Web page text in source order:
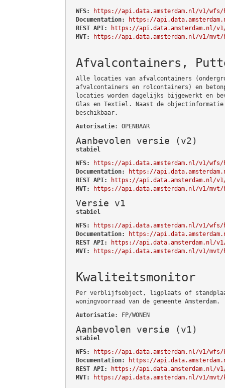
WFS:
https://api.data.amsterdam.nl/v1/wfs/
Documentation:
https://
REST API:
https://api.data.amsterdam.nl/
MVT:
https://api.data.amsterdam.nl/v1/mvt/
Afvalcontainers,
Alle locaties van afvalcontainers
afvalcontainers en rolcontainers) en
locaties worden dagelijks bijgewerkt en
Glas en Textiel. Naast de objectinformatie
beschikbaar.
Autorisatie: OPENBAAR
Aanbevolen versie (v2)
stabiel
WFS:
https://api.data.amsterdam.nl/v1/
Documentation:
https://
REST API:
https://api.data.amsterdam.nl/
MVT:
https://api.data.amsterdam.nl/v1/
Versie v1
stabiel
WFS:
https://api.data.amsterdam.nl/v1/
Documentation:
https://
REST API:
https://api.data.amsterdam.nl/
MVT:
https://api.data.amsterdam.nl/v1/
Kwaliteitsmonitor
Per verblijfsobject, ligplaats of
woningvoorraad van de gemeente Amsterdam.
Autorisatie: FP/WONEN
Aanbevolen versie (v1)
stabiel
WFS:
https://api.data.amsterdam.nl/v1/
Documentation:
https://
REST API:
https://api.data.amsterdam.nl/
MVT:
https://api.data.amsterdam.nl/v1/